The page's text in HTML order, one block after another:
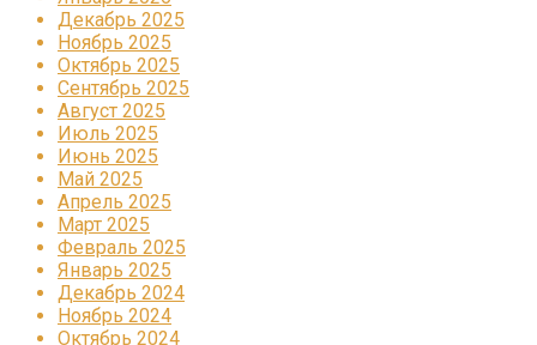
Декабрь 2025
Ноябрь 2025
Октябрь 2025
Сентябрь 2025
Август 2025
Июль 2025
Июнь 2025
Май 2025
Апрель 2025
Март 2025
Февраль 2025
Январь 2025
Декабрь 2024
Ноябрь 2024
Октябрь 2024